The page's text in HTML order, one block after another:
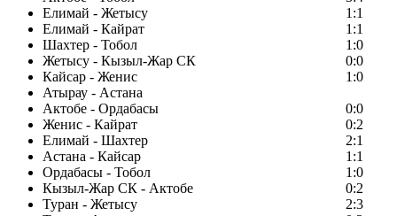
Елимай - Жетысу
1:1
Елимай - Кайрат
1:1
Шахтер - Тобол
1:0
Жетысу - Кызыл-Жар СК
0:0
Кайсар - Женис
1:0
Атырау - Астана
Актобе - Ордабасы
0:0
Женис - Кайрат
0:2
Елимай - Шахтер
2:1
Астана - Кайсар
1:1
Ордабасы - Тобол
1:0
Кызыл-Жар СК - Актобе
0:2
Туран - Жетысу
2:3